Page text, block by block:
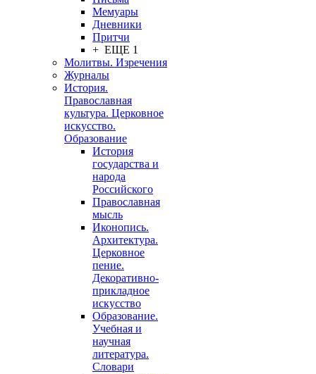
Мемуары
Дневники
Притчи
+ ЕЩЕ 1
Молитвы. Изречения
Журналы
История.
Православная
культура. Церковное
искусство.
Образование
История
государства и
народа
Российского
Православная
мысль
Иконопись.
Архитектура.
Церковное
пение.
Декоративно-
прикладное
искусство
Образование.
Учебная и
научная
литература.
Словари